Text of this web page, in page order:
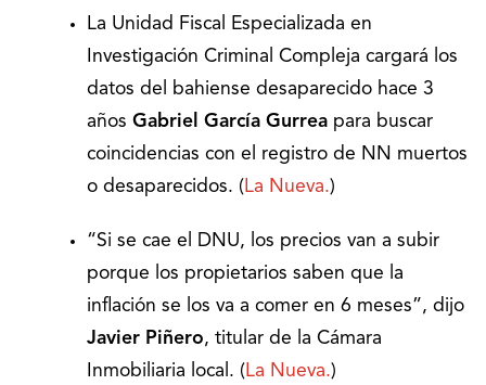
La Unidad Fiscal Especializada en
Investigación Criminal Compleja cargará los
datos del bahiense desaparecido hace 3
años Gabriel García Gurrea para buscar
coincidencias con el registro de NN muertos
o desaparecidos. ( La Nueva.)
“Si se cae el DNU, los precios van a subir
porque los propietarios saben que la
inflación se los va a comer en 6 meses”, dijo
Javier Piñero, titular de la Cámara
Inmobiliaria local. ( La Nueva.)